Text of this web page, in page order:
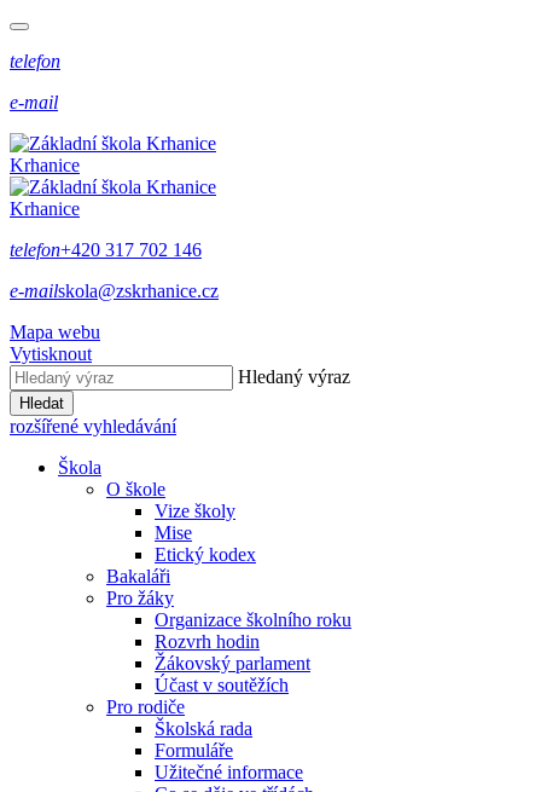
telefon
e-mail
Krhanice
Krhanice
telefon+420 317 702 146
e-mailskola@zskrhanice.cz
Mapa webu
Vytisknout
Hledaný výraz
Hledat
rozšířené vyhledávání
Škola
O škole
Vize školy
Mise
Etický kodex
Bakaláři
Pro žáky
Organizace školního roku
Rozvrh hodin
Žákovský parlament
Účast v soutěžích
Pro rodiče
Školská rada
Formuláře
Užitečné informace